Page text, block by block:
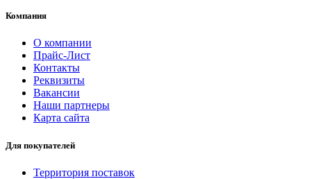
Компания
О компании
Прайс-Лист
Контакты
Реквизиты
Вакансии
Наши партнеры
Карта сайта
Для покупателей
Территория поставок